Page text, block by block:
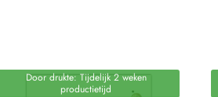
Door drukte: Tijdelijk 2 weken
productietijd